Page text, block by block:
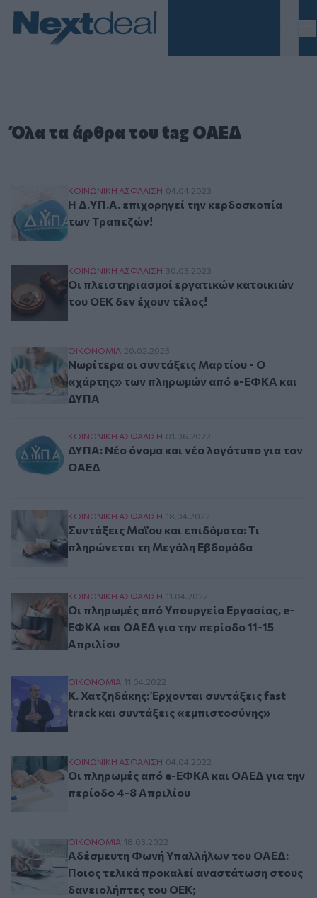
Όλα τα άρθρα του tag ΟΑΕΔ
Η Δ.ΥΠ.Α. επιχορηγεί την κερδοσκοπία των
ΚΟΙΝΩΝΙΚΗ ΑΣΦAΛΙΣΗ 04.04.2023
Η Δ.ΥΠ.Α. επιχορηγεί την κερδοσκοπία
των Τραπεζών!
Οι πλειστηριασμοί εργατικών κατοικιών του
ΚΟΙΝΩΝΙΚΗ ΑΣΦAΛΙΣΗ 30.03.2023
Οι πλειστηριασμοί εργατικών κατοικιών
του ΟΕΚ δεν έχουν τέλος!
Νωρίτερα οι συντάξεις Μαρτίου - Ο
ΟΙΚΟΝΟΜΙΑ 20.02.2023
Νωρίτερα οι συντάξεις Μαρτίου - Ο
«χάρτης» των πληρωμών από e-ΕΦΚΑ και
ΔΥΠΑ
ΔΥΠΑ: Νέο όνομα και νέο λογότυπο για τον
ΚΟΙΝΩΝΙΚΗ ΑΣΦAΛΙΣΗ 01.06.2022
ΔΥΠΑ: Νέο όνομα και νέο λογότυπο για τον
ΟΑΕΔ
Συντάξεις Μαΐου και επιδόματα: Τι
ΚΟΙΝΩΝΙΚΗ ΑΣΦAΛΙΣΗ 18.04.2022
Συντάξεις Μαΐου και επιδόματα: Τι
πληρώνεται τη Μεγάλη Εβδομάδα
Οι πληρωμές από Υπουργείο Εργασίας, e-
ΚΟΙΝΩΝΙΚΗ ΑΣΦAΛΙΣΗ 11.04.2022
Οι πληρωμές από Υπουργείο Εργασίας, e-
ΕΦΚΑ και ΟΑΕΔ για την περίοδο 11-15
Απριλίου
Κ. Χατζηδάκης: Έρχονται συντάξεις fast track
ΟΙΚΟΝΟΜΙΑ 11.04.2022
Κ. Χατζηδάκης: Έρχονται συντάξεις fast
track και συντάξεις «εμπιστοσύνης»
Οι πληρωμές από e-ΕΦΚΑ και ΟΑΕΔ για την
ΚΟΙΝΩΝΙΚΗ ΑΣΦAΛΙΣΗ 04.04.2022
Οι πληρωμές από e-ΕΦΚΑ και ΟΑΕΔ για την
περίοδο 4-8 Απριλίου
Αδέσμευτη Φωνή Υπαλλήλων του ΟΑΕΔ: Ποιος
ΟΙΚΟΝΟΜΙΑ 18.03.2022
Αδέσμευτη Φωνή Υπαλλήλων του ΟΑΕΔ:
Ποιος τελικά προκαλεί αναστάτωση στους
δανειολήπτες του ΟΕΚ;